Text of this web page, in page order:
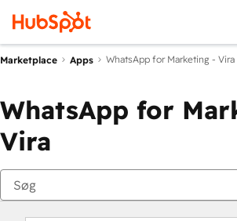
Marketplace Apps WhatsApp for Marketing - Vira
WhatsApp for
Vira